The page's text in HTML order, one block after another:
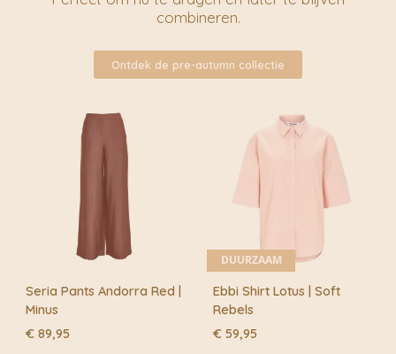
combineren.
Ontdek de pre-autumn collectie
Seria Pants Andorra Red |
Minus
€ 89,95
DUURZAAM
Ebbi Shirt Lotus | Soft
Rebels
€ 59,95